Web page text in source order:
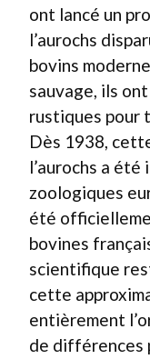
ont lancé un
l’aurochs
bovins
sauvage, ils
rustiques pour
Dès 1938,
l’aurochs a
zoologiques
été
bovines
scientifique
cette
entièrement
de différences